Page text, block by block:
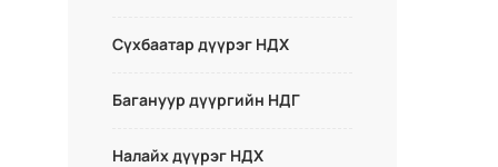
Сүхбаатар дүүрэг НДХ
Багануур дүүргийн НДГ
Налайх дүүрэг НДХ